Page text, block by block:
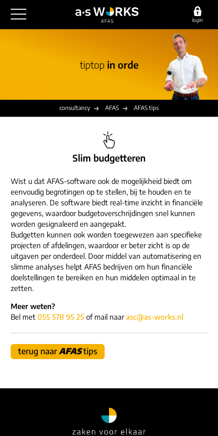
login
financiële administratie
juridische zaken
detachering
implementatie
overige diensten
outsourcing
detachering
consultancy
werken bij
onze experts
ons dna
contact
vestigingen
e-mail/telefoon
social media
tiptop in orde
consultancy AFAS AFAS tips
Slim budgetteren
Wist u dat AFAS-software ook de mogelijkheid biedt om
eenvoudig begrotingen op te stellen, bij te houden en te
analyseren. De software biedt real-time inzicht in financiële
gegevens, waardoor budgetoverschrijdingen snel kunnen
worden gesignaleerd en aangepakt.
Budgetten kunnen ook worden toegewezen aan specifieke
projecten of afdelingen, waardoor er beter zicht is op de
uitgaven per onderdeel. Door middel van automatisering en
slimme analyses helpt AFAS bedrijven om hun financiële
doelstellingen te bereiken en hun middelen optimaal in te
zetten.
Meer weten?
Bel met 055 578 95 25 of mail naarasc@as-works.nl
terug naarAFAStips